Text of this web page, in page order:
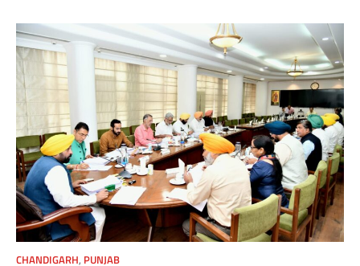
CHANDIGARH, PUNJAB